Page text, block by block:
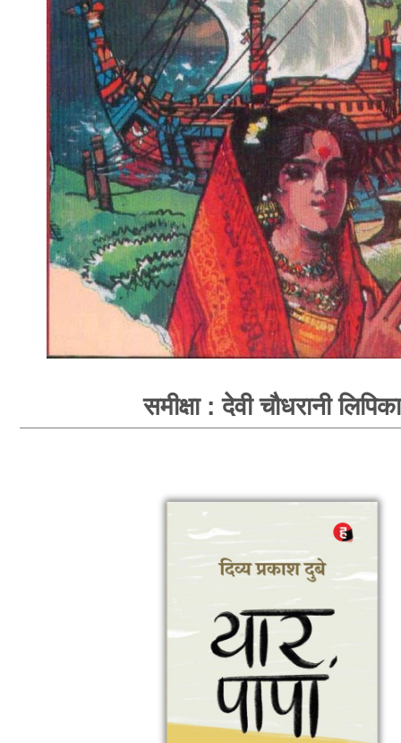
समीक्षा : देवी चौधरानी लिपिका